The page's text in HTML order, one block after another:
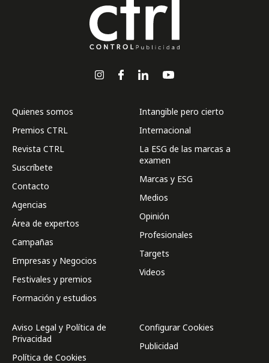
Quienes somos
Premios CTRL
Revista CTRL
Suscríbete
Contacto
Agencias
Área de expertos
Campañas
Empresas y Negocios
Festivales y premios
Formación y estudios
Intangible pero cierto
Internacional
La ESG de las marcas a
examen
Marcas y ESG
Medios
Opinión
Profesionales
Targets
Videos
Aviso Legal y Política de
Privacidad
Política de Cookies
Configurar Cookies
Publicidad